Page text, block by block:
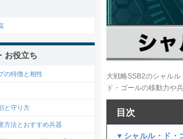
大戦略SSB2のシャルル
ド・ゴールの移動力や
目次
▼シャルル・ド・
お役立ち
の特徴と相性
と守り方
方法とおすすめ兵器